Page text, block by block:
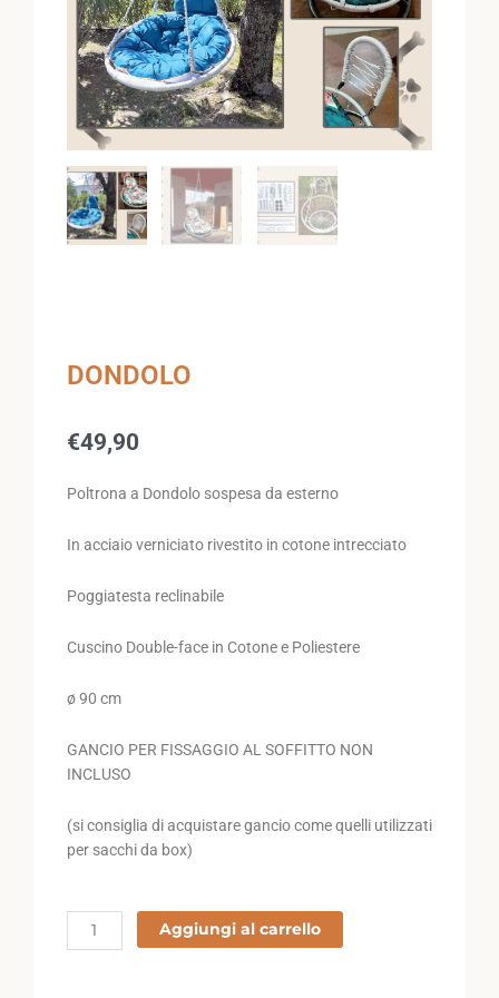
DONDOLO
€49,90
Poltrona a Dondolo sospesa da esterno
In acciaio verniciato rivestito in cotone intrecciato
Poggiatesta reclinabile
Cuscino Double-face in Cotone e Poliestere
ø 90 cm
GANCIO PER FISSAGGIO AL SOFFITTO NON
INCLUSO
(si consiglia di acquistare gancio come quelli utilizzati
per sacchi da box)
DONDOLO
quantità
Aggiungi al carrello